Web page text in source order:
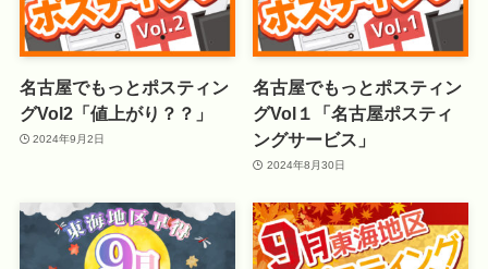
名古屋でもっとポスティン
グVol2「値上がり？？」
2024年9月2日
名古屋でもっとポスティン
グVol１「名古屋ポスティ
ングサービス」
2024年8月30日